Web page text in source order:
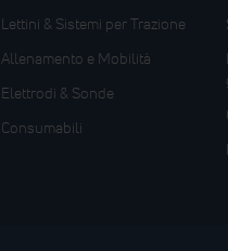
Lettini & Sistemi per Trazione
Allenamento e Mobilità
Elettrodi & Sonde
Consumabili